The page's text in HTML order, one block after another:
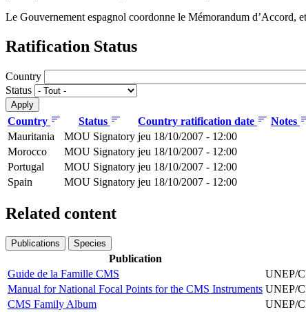
Le Gouvernement espagnol coordonne le Mémorandum d’Accord,
Ratification Status
Country
Status
Country Status Country ratification date
Notes
Mauritania
MOU Signatory jeu 18/10/2007 - 12:00
Morocco
MOU Signatory jeu 18/10/2007 - 12:00
Portugal
MOU Signatory jeu 18/10/2007 - 12:00
Spain
MOU Signatory jeu 18/10/2007 - 12:00
Related content
Publications Species
Publication
Guide de la Famille CMS
UNEP/
Manual for National Focal Points for the CMS Instruments UNEP/
CMS Family Album
UNEP/